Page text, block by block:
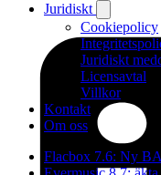
Juridiskt
Cookiepolicy
Juridiskt
Licensavtal
Villkor
Kontakt
Om oss
Flacbox 7.6: Ny